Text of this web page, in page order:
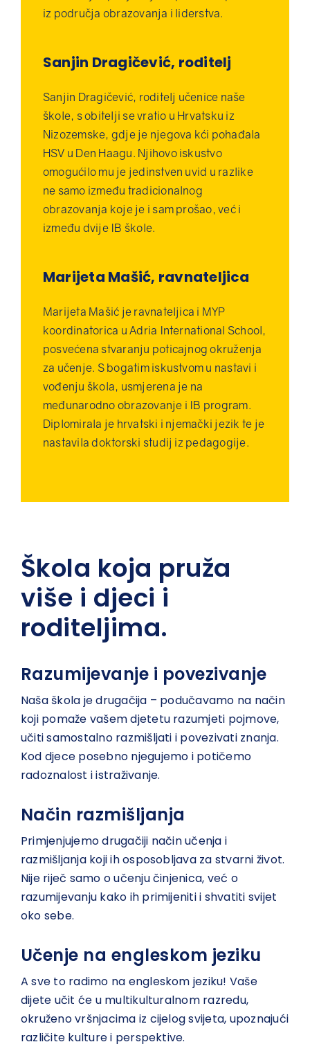
iz područja obrazovanja i liderstva.
Sanjin Dragičević, roditelj
Sanjin Dragičević, roditelj učenice naše
škole, s obitelji se vratio u Hrvatsku iz
Nizozemske, gdje je njegova kći pohađala
HSV u Den Haagu. Njihovo iskustvo
omogućilo mu je jedinstven uvid u razlike
ne samo između tradicionalnog
obrazovanja koje je i sam prošao, već i
između dvije IB škole.
Marijeta Mašić, ravnateljica
Marijeta Mašić je ravnateljica i MYP
koordinatorica u Adria International School,
posvećena stvaranju poticajnog okruženja
za učenje. S bogatim iskustvom u nastavi i
vođenju škola, usmjerena je na
međunarodno obrazovanje i IB program.
Diplomirala je hrvatski i njemački jezik te je
nastavila doktorski studij iz pedagogije.
Škola koja pruža
više i djeci i
roditeljima.
Razumijevanje i povezivanje
Naša škola je drugačija – podučavamo na način
koji pomaže vašem djetetu razumjeti pojmove,
učiti samostalno razmišljati i povezivati znanja.
Kod djece posebno njegujemo i potičemo
radoznalost i istraživanje.
Način razmišljanja
Primjenjujemo drugačiji način učenja i
razmišljanja koji ih osposobljava za stvarni život.
Nije riječ samo o učenju činjenica, već o
razumijevanju kako ih primijeniti i shvatiti svijet
oko sebe.
Učenje na engleskom jeziku
A sve to radimo na engleskom jeziku! Vaše
dijete učit će u multikulturalnom razredu,
okruženo vršnjacima iz cijelog svijeta, upoznajući
različite kulture i perspektive.